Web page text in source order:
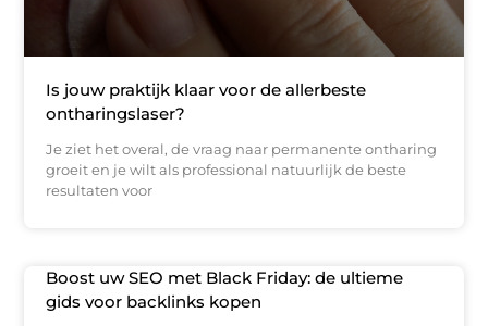
Is jouw praktijk klaar voor de allerbeste
ontharingslaser?
Je ziet het overal, de vraag naar permanente ontharing
groeit en je wilt als professional natuurlijk de beste
resultaten voor
Boost uw SEO met Black Friday: de ultieme
gids voor backlinks kopen